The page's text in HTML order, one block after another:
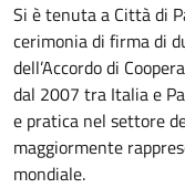
Si è tenuta a Città di
cerimonia di firma di
dell’Accordo di
dal 2007 tra Italia e
e pratica nel settore
maggiormente
mondiale.